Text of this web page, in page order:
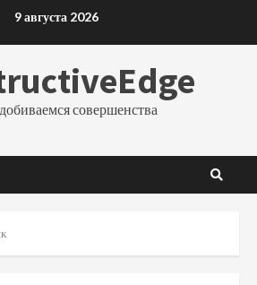
9 августа 2026
совершенства